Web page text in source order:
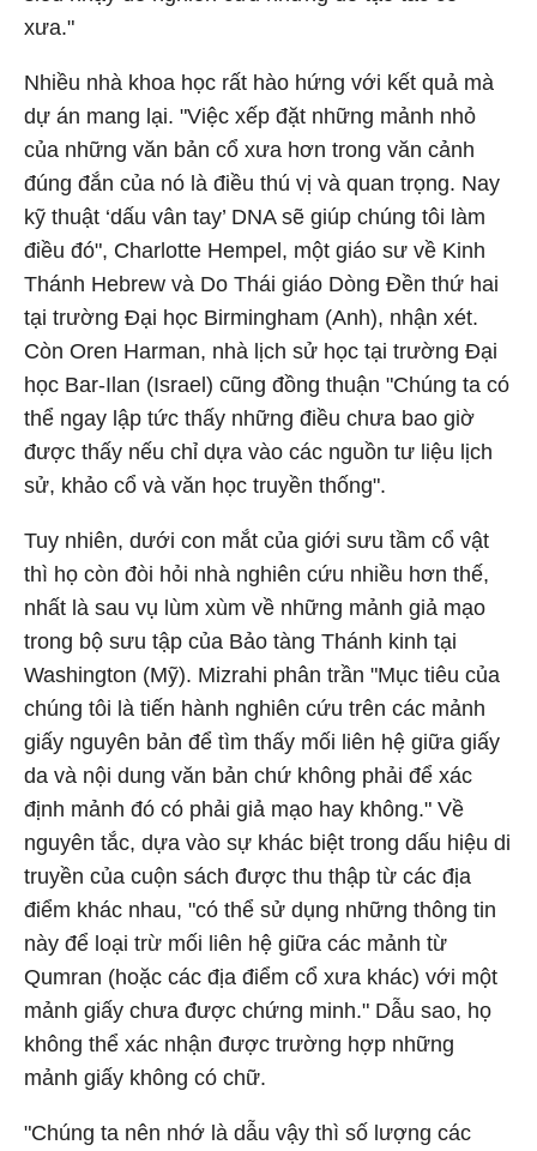
xưa."
Nhiều nhà khoa học rất hào hứng với kết quả mà
dự án mang lại. "Việc xếp đặt những mảnh nhỏ
của những văn bản cổ xưa hơn trong văn cảnh
đúng đắn của nó là điều thú vị và quan trọng. Nay
kỹ thuật ‘dấu vân tay’ DNA sẽ giúp chúng tôi làm
điều đó", Charlotte Hempel, một giáo sư về Kinh
Thánh Hebrew và Do Thái giáo Dòng Đền thứ hai
tại trường Đại học Birmingham (Anh), nhận xét.
Còn Oren Harman, nhà lịch sử học tại trường Đại
học Bar-Ilan (Israel) cũng đồng thuận "Chúng ta có
thể ngay lập tức thấy những điều chưa bao giờ
được thấy nếu chỉ dựa vào các nguồn tư liệu lịch
sử, khảo cổ và văn học truyền thống".
Tuy nhiên, dưới con mắt của giới sưu tầm cổ vật
thì họ còn đòi hỏi nhà nghiên cứu nhiều hơn thế,
nhất là sau vụ lùm xùm về những mảnh giả mạo
trong bộ sưu tập của Bảo tàng Thánh kinh tại
Washington (Mỹ). Mizrahi phân trần "Mục tiêu của
chúng tôi là tiến hành nghiên cứu trên các mảnh
giấy nguyên bản để tìm thấy mối liên hệ giữa giấy
da và nội dung văn bản chứ không phải để xác
định mảnh đó có phải giả mạo hay không." Về
nguyên tắc, dựa vào sự khác biệt trong dấu hiệu di
truyền của cuộn sách được thu thập từ các địa
điểm khác nhau, "có thể sử dụng những thông tin
này để loại trừ mối liên hệ giữa các mảnh từ
Qumran (hoặc các địa điểm cổ xưa khác) với một
mảnh giấy chưa được chứng minh." Dẫu sao, họ
không thể xác nhận được trường hợp những
mảnh giấy không có chữ.
"Chúng ta nên nhớ là dẫu vậy thì số lượng các